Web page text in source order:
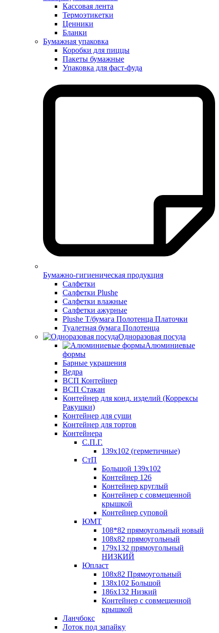
Кассовая лента
Термоэтикетки
Ценники
Бланки
Бумажная упаковка
Коробки для пиццы
Пакеты бумажные
Упаковка для фаст-фуда
Бумажно-гигиеническая продукция
Салфетки
Салфетки Plushe
Салфетки влажные
Салфетки ажурные
Plushe Т/бумага Полотенца Платочки
Туалетная бумага Полотенца
Одноразовая посуда
Алюминиевые
формы
Барные украшения
Ведра
ВСП Контейнер
ВСП Стакан
Контейнер для конд. изделий (Коррексы
Ракушки)
Контейнер для суши
Контейнер для тортов
Контейнера
С.П.Г.
139х102 (герметичные)
СтП
Большой 139х102
Контейнер 126
Контейнер круглый
Контейнер с совмещенной
крышкой
Контейнер суповой
ЮМТ
108*82 прямоугольный новый
108х82 прямоугольный
179х132 прямоугольный
НИЗКИЙ
Юпласт
108х82 Прямоугольный
138х102 Большой
186х132 Низкий
Контейнер с совмещенной
крышкой
Ланчбокс
Лоток под запайку